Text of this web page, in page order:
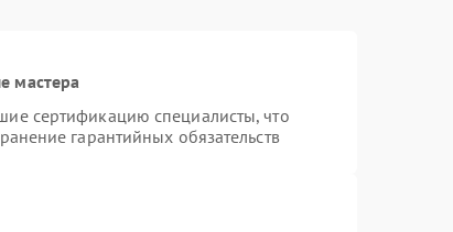
мастера
сертификацию специалисты, что
гарантийных обязательств